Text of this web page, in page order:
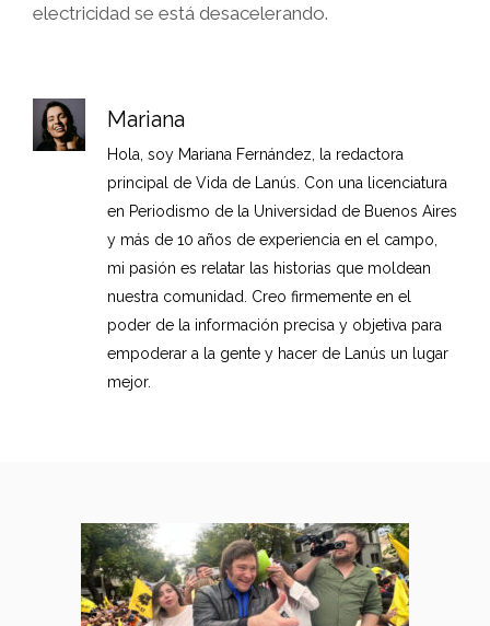
electricidad se está desacelerando.
Mariana
Hola, soy Mariana Fernández, la redactora
principal de Vida de Lanús. Con una licenciatura
en Periodismo de la Universidad de Buenos Aires
y más de 10 años de experiencia en el campo,
mi pasión es relatar las historias que moldean
nuestra comunidad. Creo firmemente en el
poder de la información precisa y objetiva para
empoderar a la gente y hacer de Lanús un lugar
mejor.